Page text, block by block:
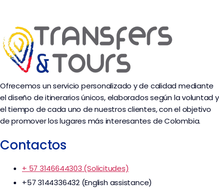
Ofrecemos un servicio personalizado y de calidad mediante
el diseño de itinerarios únicos, elaborados según la voluntad y
el tiempo de cada uno de nuestros clientes, con el objetivo
de promover los lugares más interesantes de Colombia.
Contactos
+ 57 3146644303 (Solicitudes)
+57 3144336432 (English assistance)